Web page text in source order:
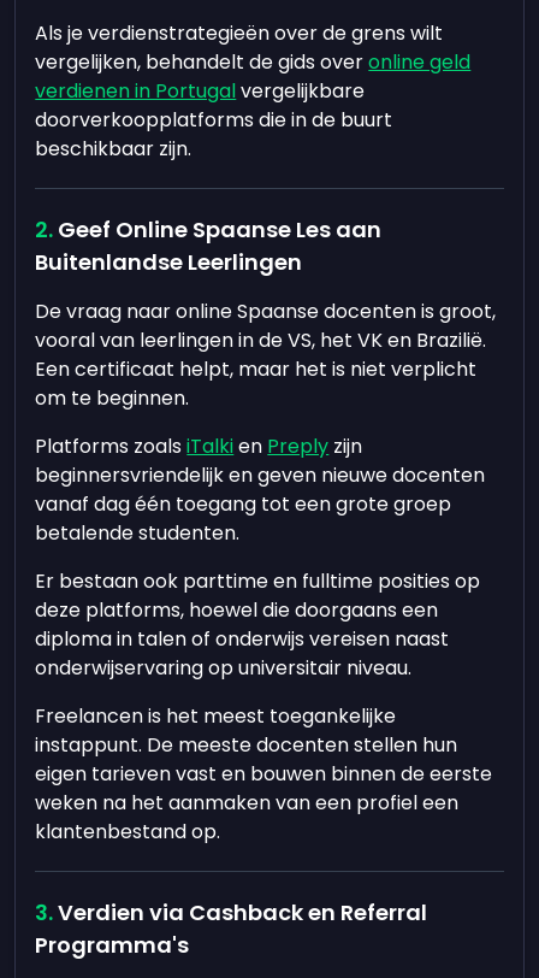
Als je verdienstrategieën over de grens wilt
vergelijken, behandelt de gids overonline geld
verdienen in Portugalvergelijkbare
doorverkoopplatforms die in de buurt
beschikbaar zijn.
Geef Online Spaanse Les aan
Buitenlandse Leerlingen
De vraag naar online Spaanse docenten is groot,
vooral van leerlingen in de VS, het VK en Brazilië.
Een certificaat helpt, maar het is niet verplicht
om te beginnen.
Platforms zoalsiTalkien Preply zijn
beginnersvriendelijk en geven nieuwe docenten
vanaf dag één toegang tot een grote groep
betalende studenten.
Er bestaan ook parttime en fulltime posities op
deze platforms, hoewel die doorgaans een
diploma in talen of onderwijs vereisen naast
onderwijservaring op universitair niveau.
Freelancen is het meest toegankelijke
instappunt. De meeste docenten stellen hun
eigen tarieven vast en bouwen binnen de eerste
weken na het aanmaken van een profiel een
klantenbestand op.
Verdien via Cashback en Referral
Programma's